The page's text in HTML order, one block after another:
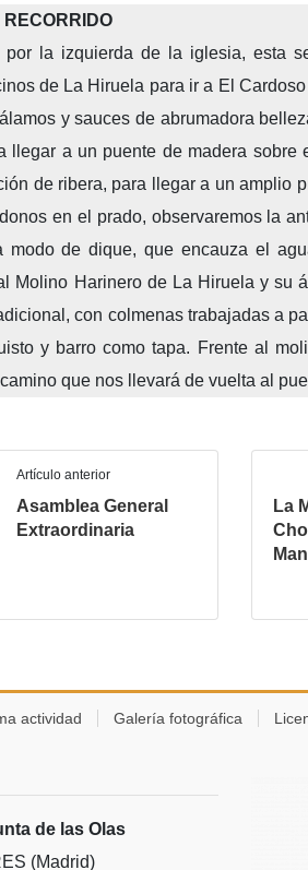
la izquierda de la iglesia, esta
de La Hiruela para ir a El
y sauces de abrumadora
llegar a un puente de madera sobre
de ribera, para llegar a un amplio
en el prado, observaremos la
modo de dique, que encauza el
Molino Harinero de La Hiruela y su
con colmenas trabajadas a
y barro como tapa. Frente al
que nos llevará de vuelta al
Artículo anterior
Asamblea General
Extraordinaria
La
actividad Galería fotográfica
de las Olas
(Madrid)